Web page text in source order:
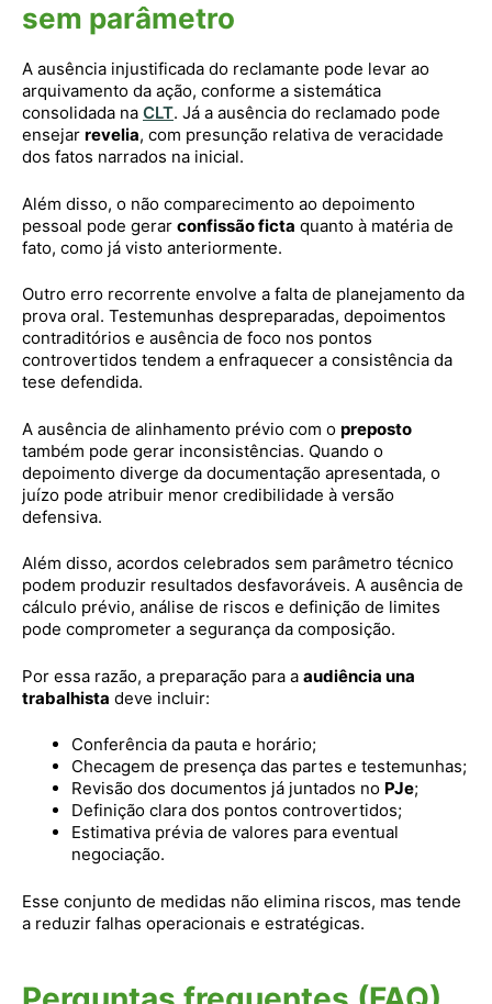
sem parâmetro
A ausência injustificada do reclamante pode levar ao
arquivamento da ação, conforme a sistemática
consolidada na CLT. Já a ausência do reclamado pode
ensejar revelia, com presunção relativa de veracidade
dos fatos narrados na inicial.
Além disso, o não comparecimento ao depoimento
pessoal pode gerar confissão ficta quanto à matéria de
fato, como já visto anteriormente.
Outro erro recorrente envolve a falta de planejamento da
prova oral. Testemunhas despreparadas, depoimentos
contraditórios e ausência de foco nos pontos
controvertidos tendem a enfraquecer a consistência da
tese defendida.
A ausência de alinhamento prévio com o preposto
também pode gerar inconsistências. Quando o
depoimento diverge da documentação apresentada, o
juízo pode atribuir menor credibilidade à versão
defensiva.
Além disso, acordos celebrados sem parâmetro técnico
podem produzir resultados desfavoráveis. A ausência de
cálculo prévio, análise de riscos e definição de limites
pode comprometer a segurança da composição.
Por essa razão, a preparação para a audiência una
trabalhista deve incluir:
Conferência da pauta e horário;
Checagem de presença das partes e testemunhas;
Revisão dos documentos já juntados no PJe;
Definição clara dos pontos controvertidos;
Estimativa prévia de valores para eventual
negociação.
Esse conjunto de medidas não elimina riscos, mas tende
a reduzir falhas operacionais e estratégicas.